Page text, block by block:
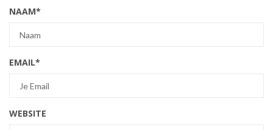
NAAM*
EMAIL*
WEBSITE